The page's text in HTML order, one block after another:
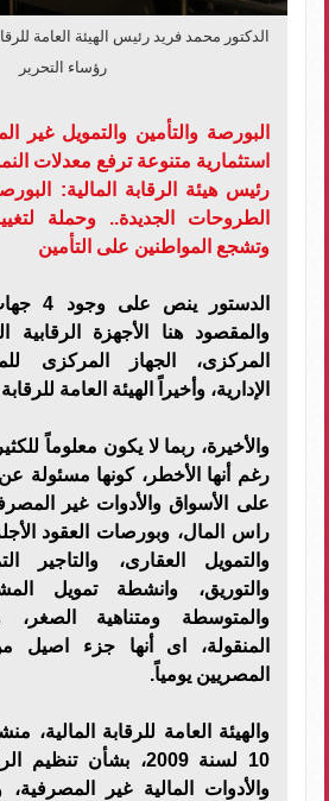
الدكتور محمد فريد رئيس الهيئة العامة
رؤساء التحرير
البورصة والتأمين والتمويل غير
استثمارية متنوعة ترفع معدلات
رئيس هيئة الرقابة المالية:
الطروحات الجديدة.. وحملة
وتشجع المواطنين على التأمين
الدستور
والمقصود هنا الأجهزة الرقابية
المركزى، الجهاز المركزى
الإدارية، وأخيراً الهيئة العامة للرقابة
والأخيرة، ربما لا يكون معلوماً
رغم أنها الأخطر، كونها مسئولة
على الأسواق والأدوات غير
راس المال، وبورصات العقود
والتمويل العقارى، والتاجير
والتوريق، وانشطة تمويل
والمتوسطة ومتناهية
المنقولة، اى أنها جزء اصيل
المصريين يومياً.
والهيئة العامة للرقابة المالية،
10 لسنة 2009، بشأن
والأدوات المالية غير المصرفية،